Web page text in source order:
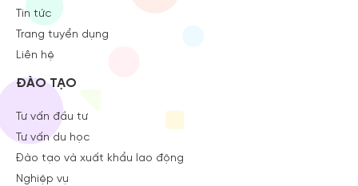
Tin tức
Trang tuyển dụng
Liên hệ
ĐÀO TẠO
Tư vấn đầu tư
Tư vấn du học
Đào tạo và xuất khẩu lao động
Nghiệp vụ